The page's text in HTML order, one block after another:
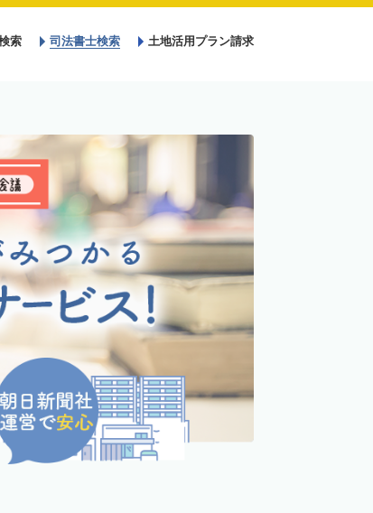
索 司法書士検索 土地活用プラン請求